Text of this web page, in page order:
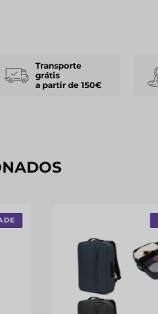
Transporte
grátis
a partir de 150€